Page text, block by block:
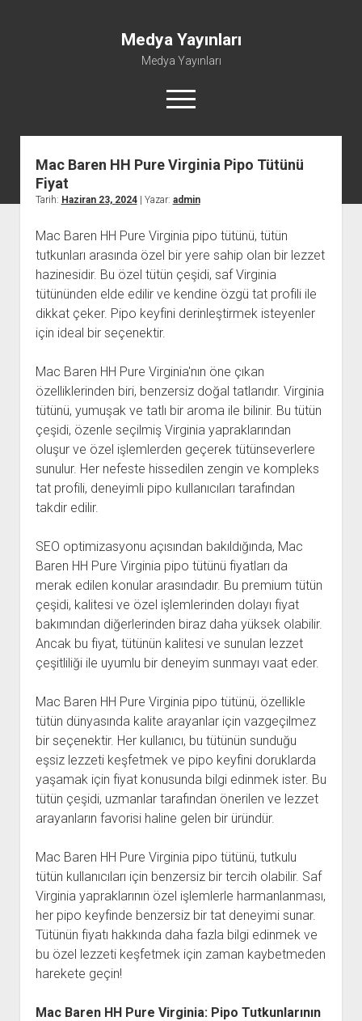
Medya Yayınları
Medya Yayınları
menüyü
aç
Instagram Beğeni Al
Shorts Abone Çoğaltma Hilesi Parasız
Şifresiz Spotify Takipçi Yükseltme
Mac Baren HH Pure Virginia Pipo Tütünü
Fiyat
Tarih: Haziran 23, 2024| Yazar: admin
Mac Baren HH Pure Virginia pipo tütünü, tütün
tutkunları arasında özel bir yere sahip olan bir lezzet
hazinesidir. Bu özel tütün çeşidi, saf Virginia
tütününden elde edilir ve kendine özgü tat profili ile
dikkat çeker. Pipo keyfini derinleştirmek isteyenler
için ideal bir seçenektir.
Mac Baren HH Pure Virginia'nın öne çıkan
özelliklerinden biri, benzersiz doğal tatlarıdır. Virginia
tütünü, yumuşak ve tatlı bir aroma ile bilinir. Bu tütün
çeşidi, özenle seçilmiş Virginia yapraklarından
oluşur ve özel işlemlerden geçerek tütünseverlere
sunulur. Her nefeste hissedilen zengin ve kompleks
tat profili, deneyimli pipo kullanıcıları tarafından
takdir edilir.
SEO optimizasyonu açısından bakıldığında, Mac
Baren HH Pure Virginia pipo tütünü fiyatları da
merak edilen konular arasındadır. Bu premium tütün
çeşidi, kalitesi ve özel işlemlerinden dolayı fiyat
bakımından diğerlerinden biraz daha yüksek olabilir.
Ancak bu fiyat, tütünün kalitesi ve sunulan lezzet
çeşitliliği ile uyumlu bir deneyim sunmayı vaat eder.
Mac Baren HH Pure Virginia pipo tütünü, özellikle
tütün dünyasında kalite arayanlar için vazgeçilmez
bir seçenektir. Her kullanıcı, bu tütünün sunduğu
eşsiz lezzeti keşfetmek ve pipo keyfini doruklarda
yaşamak için fiyat konusunda bilgi edinmek ister. Bu
tütün çeşidi, uzmanlar tarafından önerilen ve lezzet
arayanların favorisi haline gelen bir üründür.
Mac Baren HH Pure Virginia pipo tütünü, tutkulu
tütün kullanıcıları için benzersiz bir tercih olabilir. Saf
Virginia yapraklarının özel işlemlerle harmanlanması,
her pipo keyfinde benzersiz bir tat deneyimi sunar.
Tütünün fiyatı hakkında daha fazla bilgi edinmek ve
bu özel lezzeti keşfetmek için zaman kaybetmeden
harekete geçin!
Mac Baren HH Pure Virginia: Pipo Tutkunlarının